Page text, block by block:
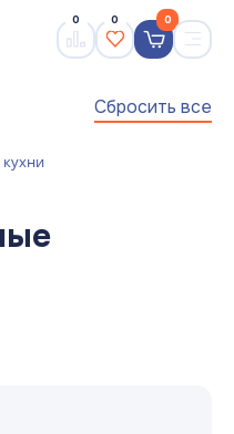
0 0 0
Сбросить все